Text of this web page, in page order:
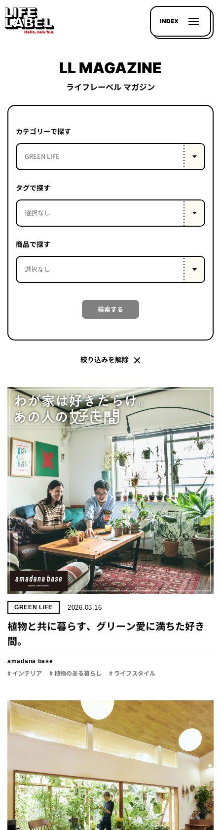
INDEX
UP
PROJECT
LIFE
LABEL
はい
会社概
お問い
合わせ
プライ
バシー
ポリシ
ー
採用情
報
LL MAGAZINE
ライフレーベル マガジン
カテゴリーで探す
タグで探す
商品で探す
検索する
絞り込みを解除
GREEN LIFE 2026.03.16
植物と共に暮らす、グリーン愛に満ちた好き
間。
amadana base
# インテリア # 植物のある暮らし # ライフスタイル